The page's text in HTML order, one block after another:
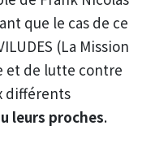
que le cas de ce
(La Mission
et de lutte contre
différents
leurs proches.